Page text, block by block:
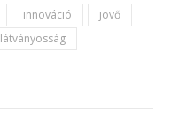
innováció
jövő
látványosság